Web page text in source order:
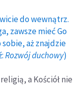
do wewnątrz.
zawsze mieć Go
aż znajdzie
Rozwój duchowy)
a Kościół nie